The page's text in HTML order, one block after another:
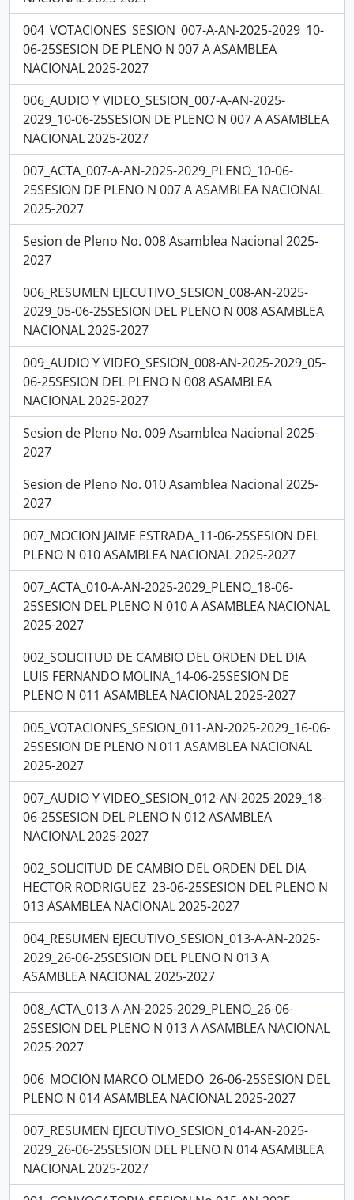
004_VOTACIONES_SESION_007-A-AN-2025-2029_10-
06-25SESION DE PLENO N 007 A ASAMBLEA
NACIONAL 2025-2027
006_AUDIO Y VIDEO_SESION_007-A-AN-2025-
2029_10-06-25SESION DE PLENO N 007 A ASAMBLEA
NACIONAL 2025-2027
007_ACTA_007-A-AN-2025-2029_PLENO_10-06-
25SESION DE PLENO N 007 A ASAMBLEA NACIONAL
2025-2027
Sesion de Pleno No. 008 Asamblea Nacional 2025-
2027
006_RESUMEN EJECUTIVO_SESION_008-AN-2025-
2029_05-06-25SESION DEL PLENO N 008 ASAMBLEA
NACIONAL 2025-2027
009_AUDIO Y VIDEO_SESION_008-AN-2025-2029_05-
06-25SESION DEL PLENO N 008 ASAMBLEA
NACIONAL 2025-2027
Sesion de Pleno No. 009 Asamblea Nacional 2025-
2027
Sesion de Pleno No. 010 Asamblea Nacional 2025-
2027
007_MOCION JAIME ESTRADA_11-06-25SESION DEL
PLENO N 010 ASAMBLEA NACIONAL 2025-2027
007_ACTA_010-A-AN-2025-2029_PLENO_18-06-
25SESION DEL PLENO N 010 A ASAMBLEA NACIONAL
2025-2027
002_SOLICITUD DE CAMBIO DEL ORDEN DEL DIA
LUIS FERNANDO MOLINA_14-06-25SESION DE
PLENO N 011 ASAMBLEA NACIONAL 2025-2027
005_VOTACIONES_SESION_011-AN-2025-2029_16-06-
25SESION DE PLENO N 011 ASAMBLEA NACIONAL
2025-2027
007_AUDIO Y VIDEO_SESION_012-AN-2025-2029_18-
06-25SESION DEL PLENO N 012 ASAMBLEA
NACIONAL 2025-2027
002_SOLICITUD DE CAMBIO DEL ORDEN DEL DIA
HECTOR RODRIGUEZ_23-06-25SESION DEL PLENO N
013 ASAMBLEA NACIONAL 2025-2027
004_RESUMEN EJECUTIVO_SESION_013-A-AN-2025-
2029_26-06-25SESION DEL PLENO N 013 A
ASAMBLEA NACIONAL 2025-2027
008_ACTA_013-A-AN-2025-2029_PLENO_26-06-
25SESION DEL PLENO N 013 A ASAMBLEA NACIONAL
2025-2027
006_MOCION MARCO OLMEDO_26-06-25SESION DEL
PLENO N 014 ASAMBLEA NACIONAL 2025-2027
007_RESUMEN EJECUTIVO_SESION_014-AN-2025-
2029_26-06-25SESION DEL PLENO N 014 ASAMBLEA
NACIONAL 2025-2027